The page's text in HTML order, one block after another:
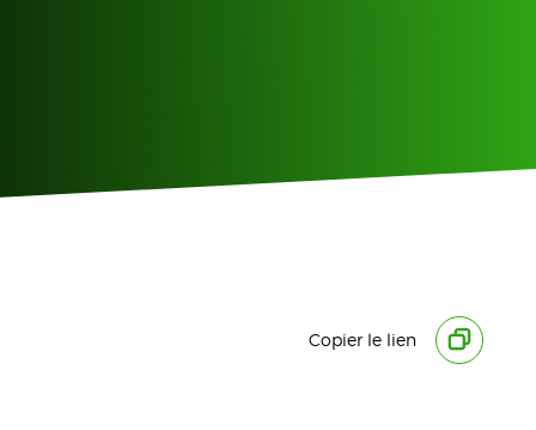
Copier le lien